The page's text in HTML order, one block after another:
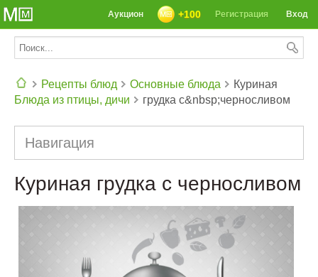
Вход
Регистрация
+100
Аукцион
Рецепты блюд
Основные блюда
Блюда из птицы, дичи
Куриная
грудка с&nbsp;черносливом
Навигация
Куриная грудка с черносливом